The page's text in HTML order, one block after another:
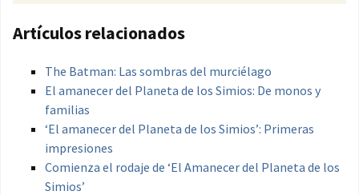
Artículos relacionados
The Batman: Las sombras del murciélago
El amanecer del Planeta de los Simios: De monos y
familias
‘El amanecer del Planeta de los Simios’: Primeras
impresiones
Comienza el rodaje de ‘El Amanecer del Planeta de los
Simios’